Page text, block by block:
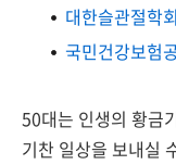
대한슬관절학
국민건강보험
50대는 인생의 황금
기찬 일상을 보내실